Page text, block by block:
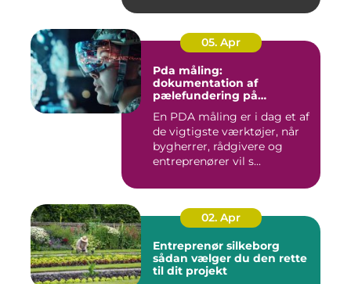
05. Apr
Pda måling:
dokumentation af
pælefundering på
En PDA måling er i dag et af
de vigtigste værktøjer, når
bygherrer, rådgivere og
entreprenører vil s...
02. Apr
Entreprenør silkeborg
sådan vælger du den rette
til dit projekt